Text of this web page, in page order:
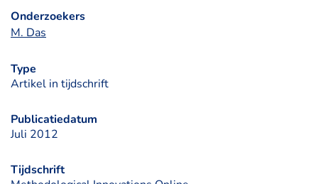
Onderzoekers
M. Das
Type
Artikel in tijdschrift
Publicatiedatum
Juli 2012
Tijdschrift